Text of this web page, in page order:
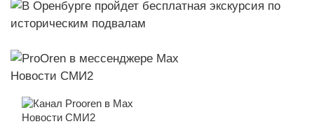
Новости СМИ2
Новости СМИ2